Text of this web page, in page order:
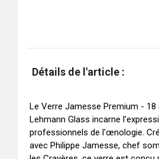
Détails de l'article :
Le Verre Jamesse Premium - 18
Lehmann Glass incarne
professionnels de l'œnologie.
avec Philippe Jamesse, chef